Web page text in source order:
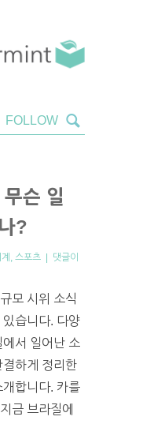
슨 일
?
스포츠 | 댓글이
모 시위 소식
습니다. 다양
서 일어난 소
하게 정리한
합니다. 카를
금 브라질에